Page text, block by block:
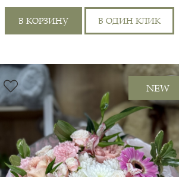
НОБИЛИС, ГВОЗДИКА
ЦВЕТНАЯ, СУМКА,
ТИШЬЮ, БИОФЛОРА,
40 СМ
25 СМ
В КОРЗИНУ В ОДИН КЛИК
NEW